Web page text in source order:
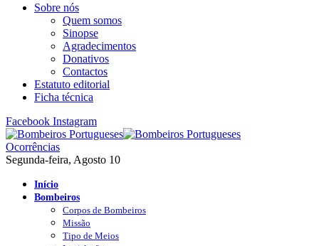
Sobre nós
Quem somos
Sinopse
Agradecimentos
Donativos
Contactos
Estatuto editorial
Ficha técnica
Facebook Instagram
Ocorrências
Segunda-feira, Agosto 10
Início
Bombeiros
Corpos de Bombeiros
Missão
Tipo de Meios